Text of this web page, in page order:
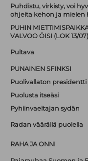
Puhdistu, virkisty, voi
ohjeita kehon ja mielen
PUHIN
VALVOO ÖISI (LOK 13/07)
Pultava
PUNAINEN SFINKSI
Puolivallaton presidentti
Puolusta itseäsi
Pyhiinvaeltajan sydän
Radan väärällä puolella
RAHA JA ONNI